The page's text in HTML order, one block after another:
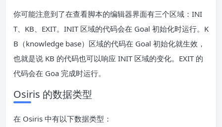
你可能注意到了在查看脚本的编辑器界面有三个区域：INI
T、KB、EXIT。INIT 区域的代码会在 Goal 初始化时运行。K
B（knowledge base）区域的代码在 Goal 初始化就生效，
也就是说 KB 的代码也可以响应 INIT 区域的变化。EXIT 的
代码会在 Goa 完成时运行。
Osiris 的数据类型
在 Osiris 中有以下数据类型：